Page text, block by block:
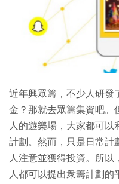
近年興眾籌，不少人研發
金？那就去眾籌集資吧。
人的遊樂場，大家都可
計劃。然而，只是日常計
人注意並獲得投資。所
人都可以提出衆籌計劃的